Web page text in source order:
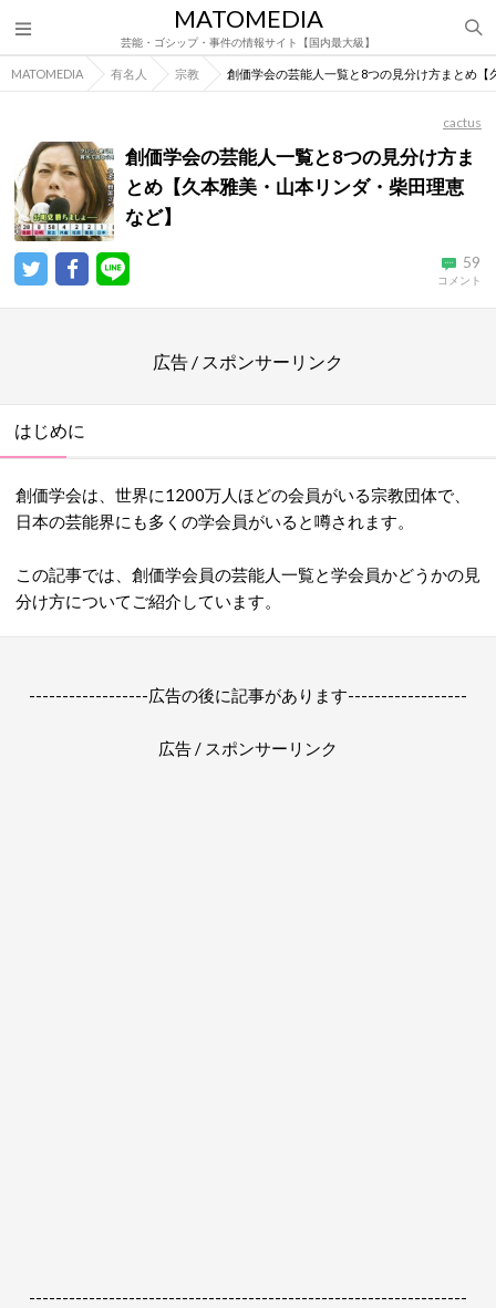
MATOMEDIA
芸能・ゴシップ・事件の情報サイト【国内最大級】
MATOMEDIA 有名人 宗教 創価学会の芸能人一覧と8つの見分け方まとめ
cactus
創価学会の芸能人一覧と8つの見分け方ま
とめ【久本雅美・山本リンダ・柴田理恵
など】
59
コメント
広告 / スポンサーリンク
はじめに
創価学会は、世界に1200万人ほどの会員がいる宗教団体で、
日本の芸能界にも多くの学会員がいると噂されます。
この記事では、創価学会員の芸能人一覧と学会員かどうかの見
分け方についてご紹介しています。
------------------広告の後に記事があります------------------
広告 / スポンサーリンク
------------------------------------------------------------------